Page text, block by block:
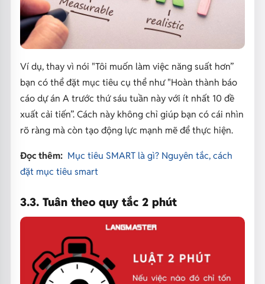
Ví dụ, thay vì nói "Tôi muốn làm việc năng suất hơn”
bạn có thể đặt mục tiêu cụ thể như "Hoàn thành báo
cáo dự án A trước thứ sáu tuần này với ít nhất 10 đề
xuất cải tiến”. Cách này không chỉ giúp bạn có cái nhìn
rõ ràng mà còn tạo động lực mạnh mẽ để thực hiện.
Đọc thêm: Mục tiêu SMART là gì? Nguyên tắc, cách
đặt mục tiêu smart
3.3. Tuân theo quy tắc 2 phút